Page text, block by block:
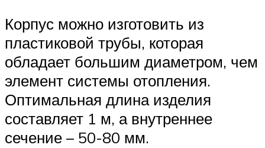
Корпус можно изготовить из
пластиковой трубы, которая
обладает большим диаметром, чем
элемент системы отопления.
Оптимальная длина изделия
составляет 1 м, а внутреннее
сечение – 50-80 мм.